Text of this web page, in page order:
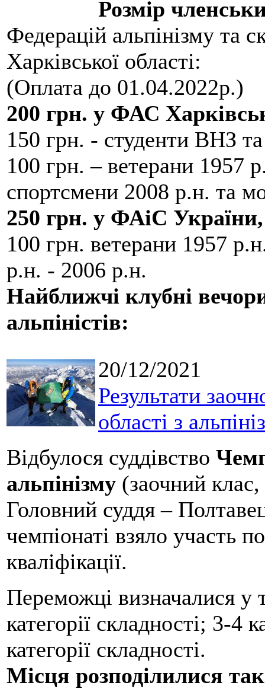
Розмір
Федерацій альпінізму та
Харківської області:
(Оплата до 01.04.2022р.)
200 грн. у ФАС
150 грн. - студенти ВНЗ
100 грн. – ветерани 1957
спортсмени 2008 р.н. та
250 грн. у ФАіС
100 грн. ветерани 1957
р.н. - 2006 р.н.
Найближчі клубні
альпіністів:
20/12/2021
Результати
області з
Відбулося суддівство
альпінізму (заочний клас,
Головний суддя –
чемпіонаті взяло участь
кваліфікації.
Переможці визначалися у
категорії складності; 3-4
категорії складності.
Місця розподілилися